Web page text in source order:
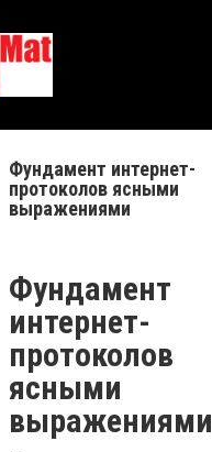
Фундамент интернет-
протоколов ясными
выражениями
Фундамент
интернет-
протоколов
ясными
выражениями